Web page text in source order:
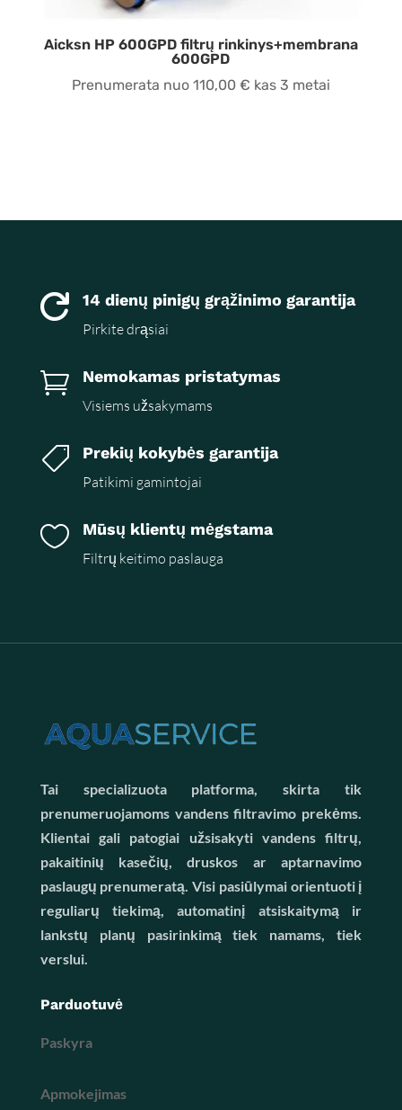
Aicksn HP 600GPD filtrų rinkinys+membrana
600GPD
Prenumerata nuo 110,00 € kas 3 metai
 14 dienų pinigų grąžinimo garantija
Pirkite drąsiai
 Nemokamas pristatymas
Visiems užsakymams
 Prekių kokybės garantija
Patikimi gamintojai
 Mūsų klientų mėgstama
Filtrų keitimo paslauga
Tai specializuota platforma, skirta tik
prenumeruojamoms vandens filtravimo prekėms.
Klientai gali patogiai užsisakyti vandens filtrų,
pakaitinių kasečių, druskos ar aptarnavimo
paslaugų prenumeratą. Visi pasiūlymai orientuoti į
reguliarų tiekimą, automatinį atsiskaitymą ir
lankstų planų pasirinkimą tiek namams, tiek
verslui.
Parduotuvė
Paskyra
Apmokejimas